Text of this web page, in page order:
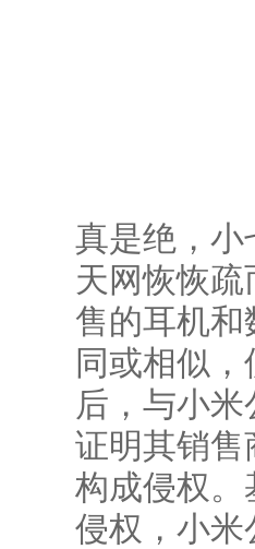
真是绝，小
天网恢恢
售的耳机
同或相似
后，与小
证明其销售
构成侵权。
侵权，小米